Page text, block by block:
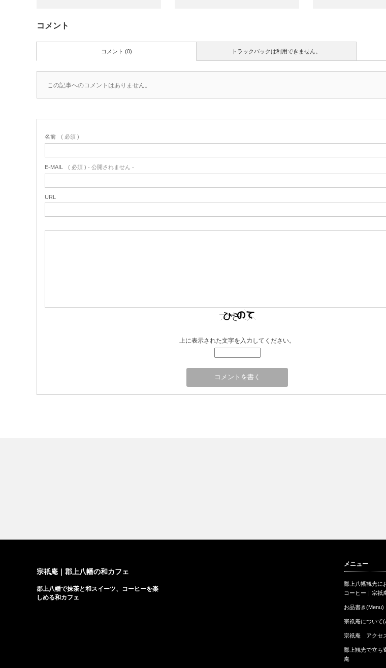
コメント
トラックバックは利用できません。
コメント (0)
この記事へのコメントはありません。
名前 ( 必須 )
E-MAIL ( 必須 ) - 公開されません -
URL
上に表示された文字を入力してください。
宗祇庵｜郡上八幡の和カフェ
郡上八幡で抹茶と和スイーツ、コーヒーを楽
しめる和カフェ
メニュー
郡上八幡観光に
コーヒー｜宗祇
お品書き(Menu)
宗祇庵について
宗祇庵 アクセ
郡上観光で立ち
庵